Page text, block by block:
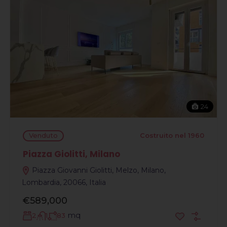
24
Venduto Costruito nel 1960
Piazza Giolitti, Milano
Piazza Giovanni Giolitti, Melzo, Milano,
Lombardia, 20066, Italia
€589,000
2 1 83 mq